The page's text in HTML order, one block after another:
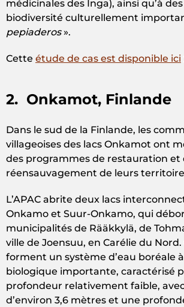
médicinales des Inga), ainsi qu’à
biodiversité culturellement
pepiaderos».
Cette étude de cas est disponible ici
2. Onkamot, Finlande
Dans le sud de la Finlande, les
villageoises des lacs Onkamot ont
des programmes de restauration et
réensauvagement de leurs
L’APAC abrite deux lacs
Onkamo et Suur-Onkamo, qui
municipalités de Rääkkylä, de
ville de Joensuu, en Carélie du Nord.
forment un système d’eau boréale
biologique importante, caractérisé
profondeur relativement faible,
d’environ 3,6 mètres et une